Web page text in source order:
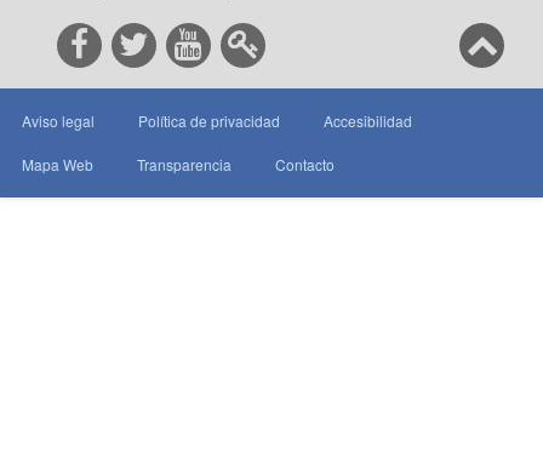
Aviso legal Política de privacidad Accesibilidad
Mapa Web Transparencia Contacto